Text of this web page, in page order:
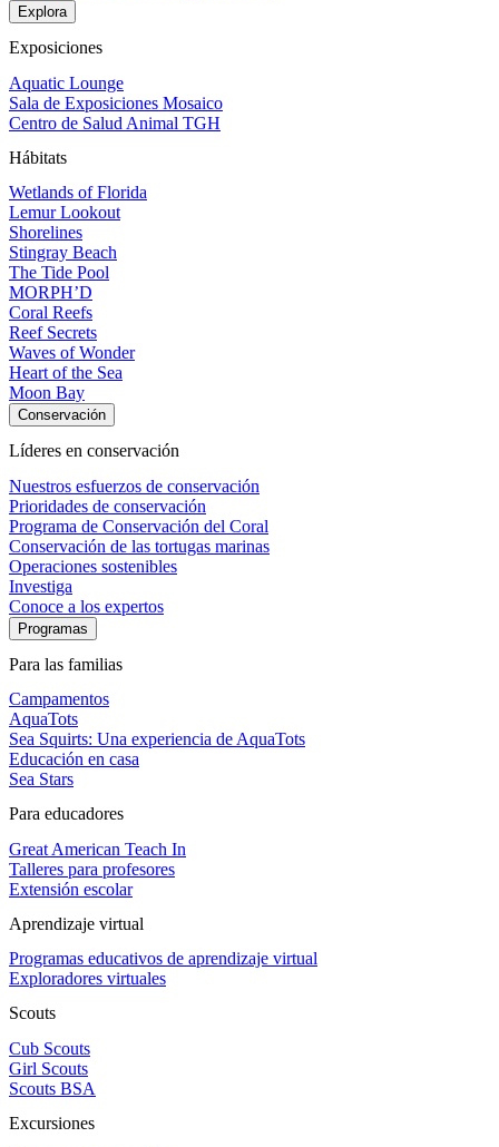
Explora
Exposiciones
Aquatic Lounge
Sala de Exposiciones Mosaico
Centro de Salud Animal TGH
Hábitats
Wetlands of Florida
Lemur Lookout
Shorelines
Stingray Beach
The Tide Pool
MORPH’D
Coral Reefs
Reef Secrets
Waves of Wonder
Heart of the Sea
Moon Bay
Conservación
Líderes en conservación
Nuestros esfuerzos de conservación
Prioridades de conservación
Programa de Conservación del Coral
Conservación de las tortugas marinas
Operaciones sostenibles
Investiga
Conoce a los expertos
Programas
Para las familias
Campamentos
AquaTots
Sea Squirts: Una experiencia de AquaTots
Educación en casa
Sea Stars
Para educadores
Great American Teach In
Talleres para profesores
Extensión escolar
Aprendizaje virtual
Programas educativos de aprendizaje virtual
Exploradores virtuales
Scouts
Cub Scouts
Girl Scouts
Scouts BSA
Excursiones